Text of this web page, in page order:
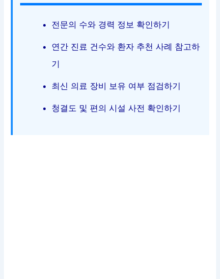
전문의 수와 경력 정보 확인하기
연간 진료 건수와 환자 추천 사례 참고하
기
최신 의료 장비 보유 여부 점검하기
청결도 및 편의 시설 사전 확인하기